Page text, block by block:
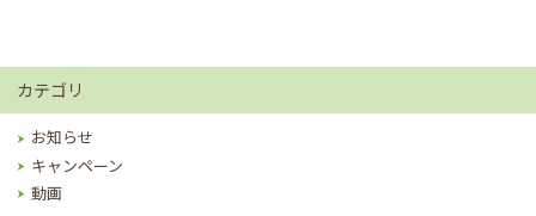
カテゴリ
お知らせ
キャンペーン
動画